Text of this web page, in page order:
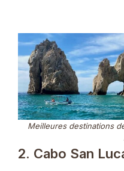
Meilleures destinations
2. Cabo San